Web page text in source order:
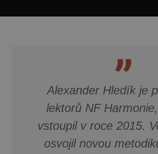
Hledík je pilířem týmu
NF Harmonie, do kterého
v roce 2015. Velice rychle si
novou metodiku výuky dětí